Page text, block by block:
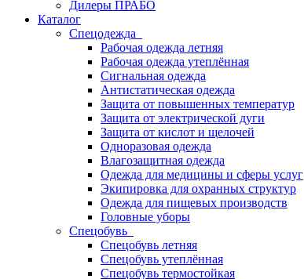
Дилеры ПРАБО
Каталог
Спецодежда
Рабочая одежда летняя
Рабочая одежда утеплённая
Сигнальная одежда
Антистатическая одежда
Защита от повышенных температур
Защита от электрической дуги
Защита от кислот и щелочей
Одноразовая одежда
Влагозащитная одежда
Одежда для медицины и сферы услуг
Экипировка для охранных структур
Одежда для пищевых производств
Головные уборы
Спецобувь
Спецобувь летняя
Спецобувь утеплённая
Спецобувь термостойкая